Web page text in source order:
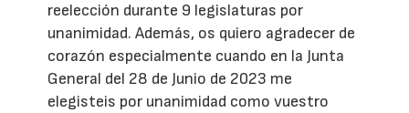
reelección durante 9 legislaturas por
unanimidad. Además, os quiero agradecer de
corazón especialmente cuando en la Junta
General del 28 de Junio de 2023 me
elegisteis por unanimidad como vuestro